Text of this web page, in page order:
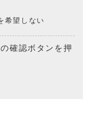
希望しない
確認ボタンを押